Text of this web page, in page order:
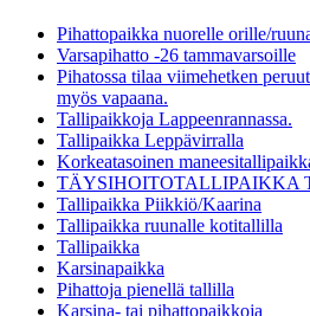
Pihattopaikka nuorelle orille/
Varsapihatto -26 tammavarsoille
Pihatossa tilaa viimehetken
myös vapaana.
Tallipaikkoja Lappeenrannassa.
Tallipaikka Leppävirralla
Korkeatasoinen
TÄYSIHOITOTALLIPAIKKA
Tallipaikka Piikkiö/Kaarina
Tallipaikka ruunalle kotitallilla
Tallipaikka
Karsinapaikka
Pihattoja pienellä tallilla
Karsina- tai pihattopaikkoja